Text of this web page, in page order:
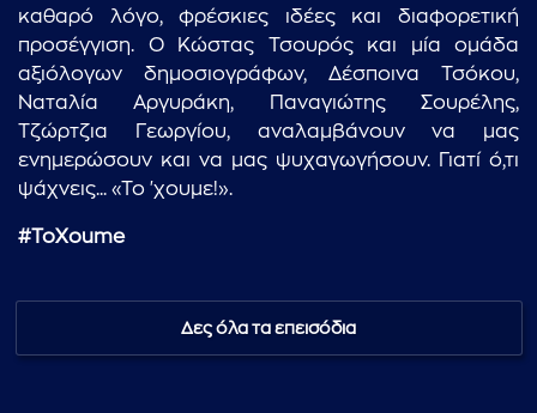
καθαρό λόγο, φρέσκιες ιδέες και διαφορετική
προσέγγιση. Ο Κώστας Τσουρός και μία ομάδα
αξιόλογων δημοσιογράφων, Δέσποινα Τσόκου,
Ναταλία Αργυράκη, Παναγιώτης Σουρέλης,
Τζώρτζια Γεωργίου, αναλαμβάνουν να μας
ενημερώσουν και να μας ψυχαγωγήσουν. Γιατί ό,τι
ψάχνεις... «Το 'χουμε!».
#ToXoume
Δες όλα τα επεισόδια